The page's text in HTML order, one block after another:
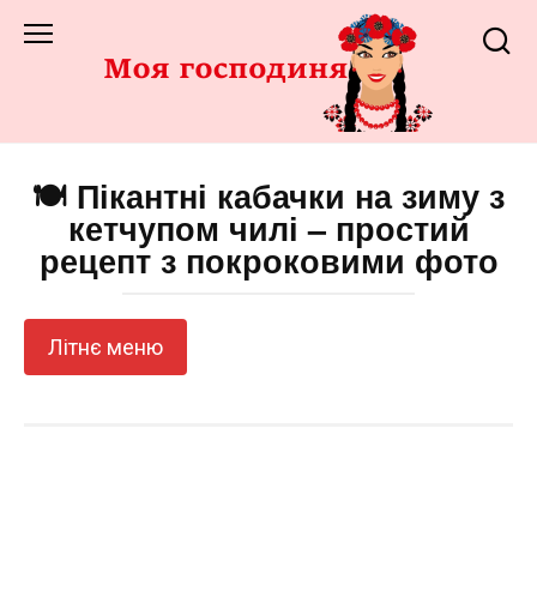
до
🍽️ Пікантні кабачки на зиму з
кетчупом чилі – простий
рецепт з покроковими фото
Літнє меню